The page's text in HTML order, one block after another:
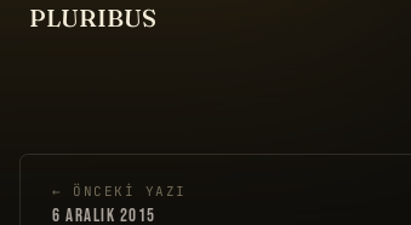
PLURIBUS
← ÖNCEKI YAZI
6 ARALIK 2015